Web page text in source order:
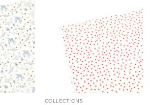
COLLECTIONS